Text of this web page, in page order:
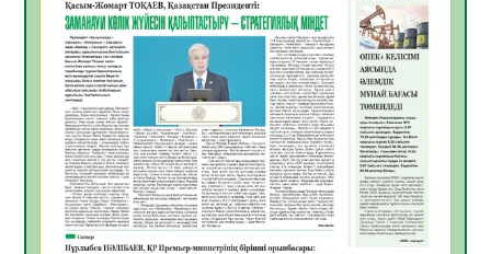
06.08.2026
44
Көкжөтел ауруы туралы
06.08.2026
39
АПВ вакцинасы туралы мәлімет
06.08.2026
39
Open Air: Қызылорда облысы полиция
департаменті 20 мыңнан астам
көрерменнің қауіпсіздігін қамтамасыз етті